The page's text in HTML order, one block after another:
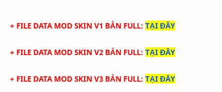
+ FILE DATA MOD SKIN V1 BẢN FULL: TẠI ĐÂY
+ FILE DATA MOD SKIN V2 BẢN FULL: TẠI ĐÂY
+ FILE DATA MOD SKIN V3 BẢN FULL: TẠI ĐÂY